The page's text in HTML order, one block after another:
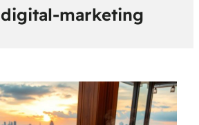
digital-marketing